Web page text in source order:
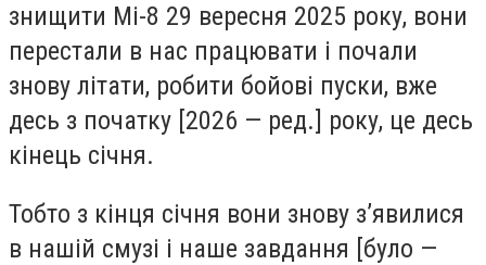
знищити Мі-8 29 вересня 2025 року, вони
перестали в нас працювати і почали
знову літати, робити бойові пуски, вже
десь з початку [2026 — ред.] року, це десь
кінець січня.
Тобто з кінця січня вони знову з’явилися
в нашій смузі і наше завдання [було —